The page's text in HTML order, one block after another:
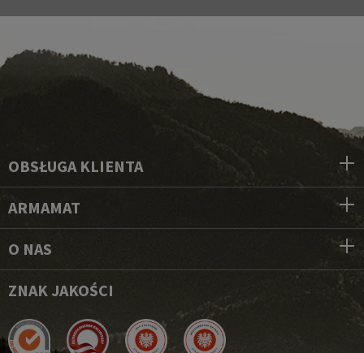
OBSŁUGA KLIENTA
ARMAMAT
O NAS
ZNAK JAKOŚCI